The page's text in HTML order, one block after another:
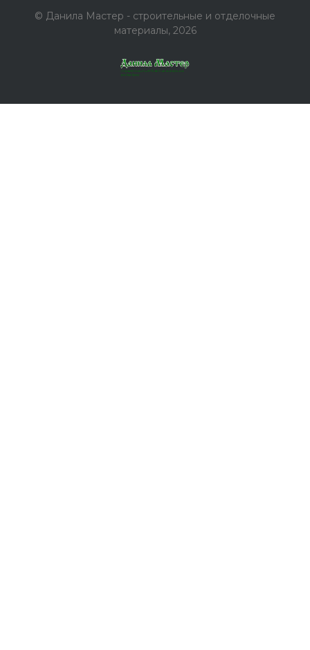
© Данила Мастер - строительные и отделочные
материалы, 2026